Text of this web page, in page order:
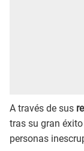
A través de sus
tras su gran
personas